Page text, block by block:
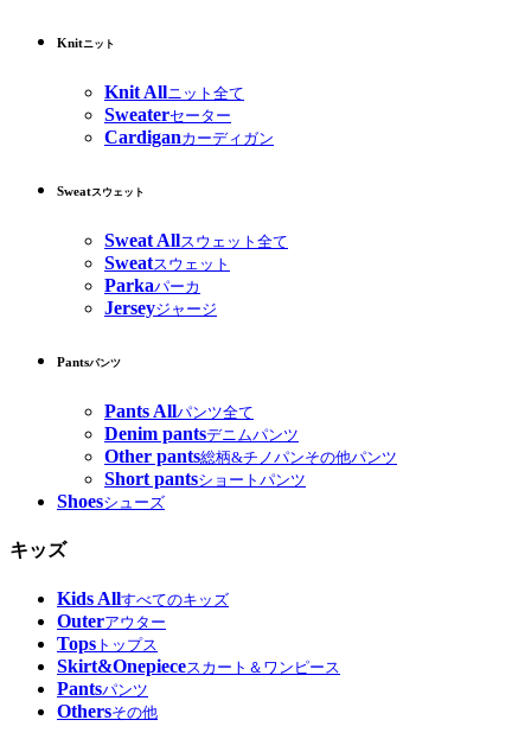
Knitニット
Knit Allニット全て
Sweaterセーター
Cardiganカーディガン
Sweatスウェット
Sweat Allスウェット全て
Sweatスウェット
Parkaパーカ
Jerseyジャージ
Pantsパンツ
Pants Allパンツ全て
Denim pantsデニムパンツ
Other pants総柄&チノパンその他パンツ
Short pantsショートパンツ
Shoesシューズ
キッズ
Kids Allすべてのキッズ
Outerアウター
Tops トップス
Skirt&Onepieceスカート＆ワンピース
Pantsパンツ
Othersその他